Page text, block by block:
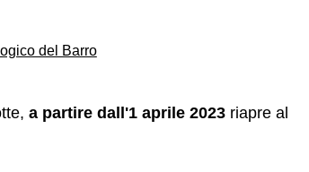
del Barro
a partire dall'1 aprile 2023 riapre al